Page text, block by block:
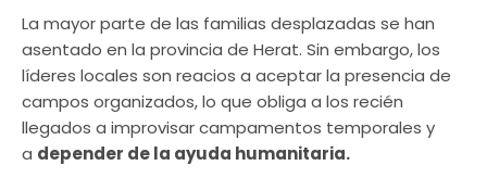
La mayor parte de las familias desplazadas se han
asentado en la provincia de Herat. Sin embargo, los
líderes locales son reacios a aceptar la presencia de
campos organizados, lo que obliga a los recién
llegados a improvisar campamentos temporales y
a depender de la ayuda humanitaria.